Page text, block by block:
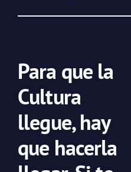
Para que la
Cultura
llegue, hay
que hacerla